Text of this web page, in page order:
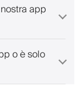
app
o è solo